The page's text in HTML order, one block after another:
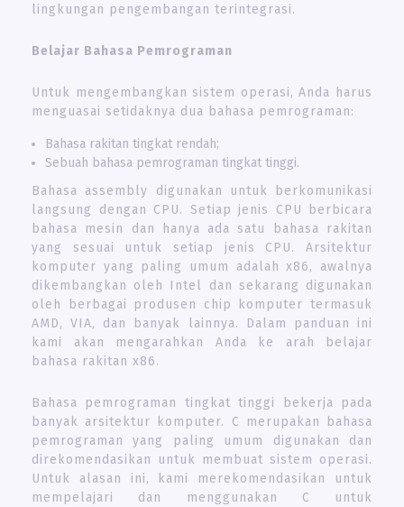
lingkungan pengembangan terintegrasi.
Belajar Bahasa Pemrograman
Untuk mengembangkan sistem operasi, Anda harus
menguasai setidaknya dua bahasa pemrograman:
Bahasa rakitan tingkat rendah;
Sebuah bahasa pemrograman tingkat tinggi.
Bahasa assembly digunakan untuk berkomunikasi
langsung dengan CPU. Setiap jenis CPU berbicara
bahasa mesin dan hanya ada satu bahasa rakitan
yang sesuai untuk setiap jenis CPU. Arsitektur
komputer yang paling umum adalah x86, awalnya
dikembangkan oleh Intel dan sekarang digunakan
oleh berbagai produsen chip komputer termasuk
AMD, VIA, dan banyak lainnya. Dalam panduan ini
kami akan mengarahkan Anda ke arah belajar
bahasa rakitan x86.
Bahasa pemrograman tingkat tinggi bekerja pada
banyak arsitektur komputer. C merupakan bahasa
pemrograman yang paling umum digunakan dan
direkomendasikan untuk membuat sistem operasi.
Untuk alasan ini, kami merekomendasikan untuk
mempelajari dan menggunakan C untuk